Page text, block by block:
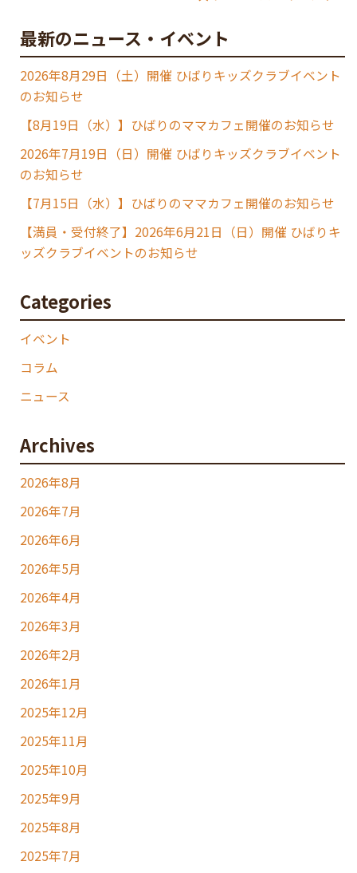
最新のニュース・イベント
2026年8月29日（土）開催 ひばりキッズクラブイベント
のお知らせ
【8月19日（水）】ひばりのママカフェ開催のお知らせ
2026年7月19日（日）開催 ひばりキッズクラブイベント
のお知らせ
【7月15日（水）】ひばりのママカフェ開催のお知らせ
【満員・受付終了】2026年6月21日（日）開催 ひばりキ
ッズクラブイベントのお知らせ
Categories
イベント
コラム
ニュース
Archives
2026年8月
2026年7月
2026年6月
2026年5月
2026年4月
2026年3月
2026年2月
2026年1月
2025年12月
2025年11月
2025年10月
2025年9月
2025年8月
2025年7月